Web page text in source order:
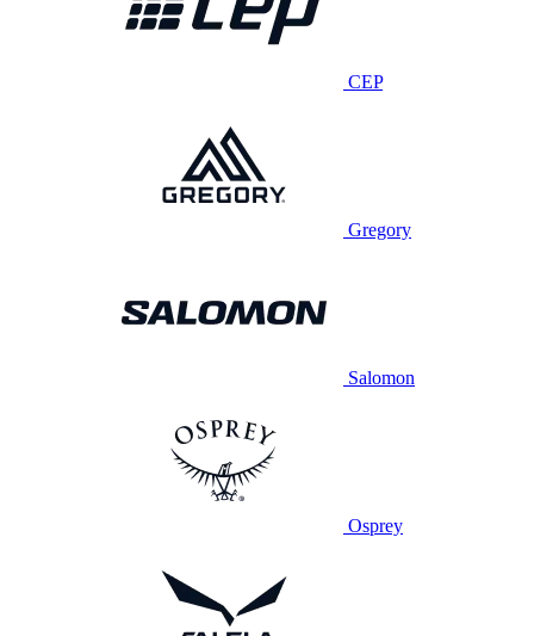
CEP
Gregory
Salomon
Osprey